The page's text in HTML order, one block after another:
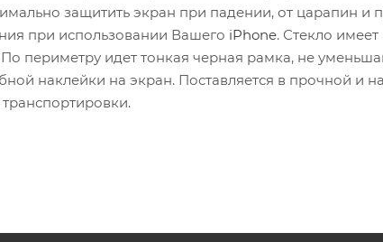
защитить экран при падении, от царапин и
при использовании Вашего iPhone. Стекло
периметру идет тонкая черная рамка, не
наклейки на экран. Поставляется в прочной и